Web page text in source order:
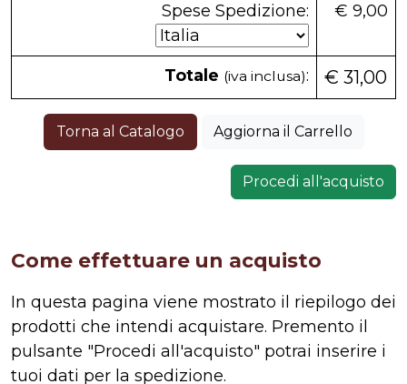
Spese Spedizione:
€ 9,00
Totale (iva inclusa): € 31,00
Torna al Catalogo Aggiorna il Carrello
Come effettuare un acquisto
In questa pagina viene mostrato il riepilogo dei
prodotti che intendi acquistare. Premento il
pulsante "Procedi all'acquisto" potrai inserire i
tuoi dati per la spedizione.